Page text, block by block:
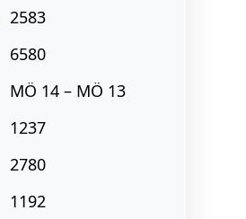
2583
6580
MÖ 14 – MÖ 13
1237
2780
1192